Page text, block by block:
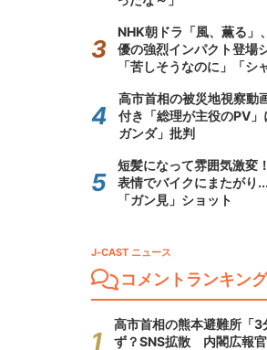
NHK朝ドラ「風、薫る」
優の強烈インパクト登場
「苦しそうなのに」「シ
高市首相の被災地視察
付き「総理が主役のPV
ガンダ」批判
短髪になって雰囲気激変
表情でバイクにまたがり
「ガン見」ショット
J-CAST ニュース
コメントランキング
高市首相の熊本避難所「3
ず？SNS拡散 内閣広報